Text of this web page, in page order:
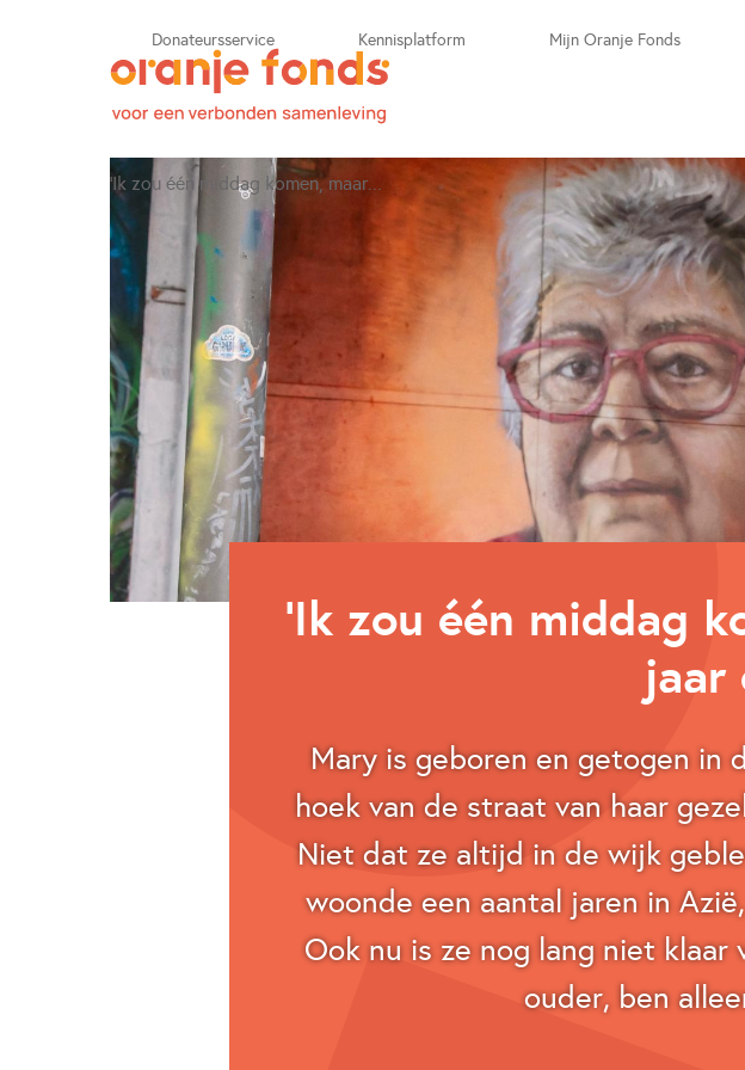
Donateursservice Kennisplatform Opent in een nieuwe tab
Mijn Oranje Fonds
‘Ik zou één middag komen, maar...
‘Ik zou één middag
jaar
Mary is geboren en getogen in
hoek van de straat van haar
Niet dat ze altijd in de wijk
woonde een aantal jaren in
Ook nu is ze nog lang niet klaar
ouder, ben